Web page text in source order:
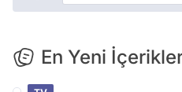
En Yeni